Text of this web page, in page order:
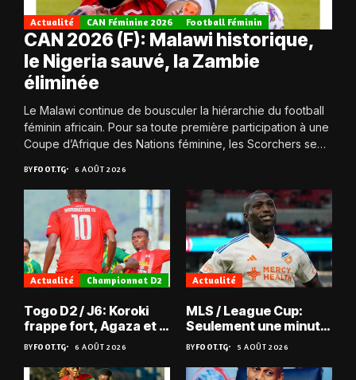
Actualité CAN Féminine 2026 Football Féminin
CAN 2026 (F): Malawi historique,
le Nigeria sauvé, la Zambie
éliminée
Le Malawi continue de bousculer la hiérarchie du football
féminin africain. Pour sa toute première participation à une
Coupe d’Afrique des Nations féminine, les Scorchers se
BYFOOT.TG 6 AOÛT 2026
Actualité Championnat D2
Togo D2 / J6: Koroki
frappe fort, Agaza et la
JCA assurent,
suspense avant Sara
FC – Doumbé FC
BYFOOT.TG 6 AOÛT 2026
Actualité
MLS / League Cup:
Seulement une minute
de jeu pour Kévin
Denkey
BYFOOT.TG 5 AOÛT 2026